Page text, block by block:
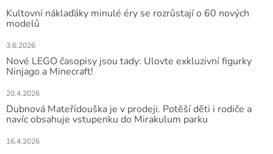
Kultovní náklaďáky minulé éry se rozrůstají o 60 nových
modelů
3.6.2026
Nové LEGO časopisy jsou tady: Ulovte exkluzivní figurky
Ninjago a Minecraft!
20.4.2026
Dubnová Mateřídouška je v prodeji. Potěší děti i rodiče a
navíc obsahuje vstupenku do Mirakulum parku
16.4.2026